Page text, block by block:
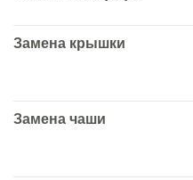
Замена крышки
Замена чаши